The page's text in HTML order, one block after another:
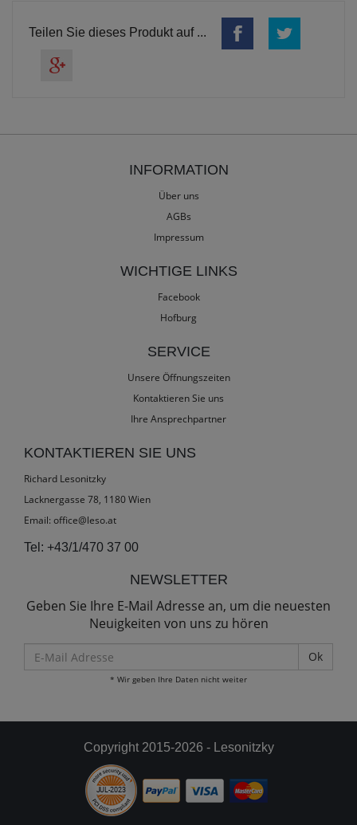
Teilen Sie dieses Produkt auf ...
INFORMATION
Über uns
AGBs
Impressum
WICHTIGE LINKS
Facebook
Hofburg
SERVICE
Unsere Öffnungszeiten
Kontaktieren Sie uns
Ihre Ansprechpartner
KONTAKTIEREN SIE UNS
Richard Lesonitzky
Lacknergasse 78, 1180 Wien
Email: office@leso.at
Tel: +43/1/470 37 00
NEWSLETTER
Geben Sie Ihre E-Mail Adresse an, um die neuesten
Neuigkeiten von uns zu hören
Mail
Adresse
* Wir geben Ihre Daten nicht weiter
Copyright 2015-2026 - Lesonitzky